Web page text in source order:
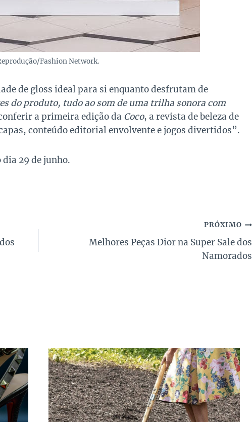
Fashion Network.
de gloss ideal para si enquanto desfrutam de
do produto, tudo ao som de uma trilha sonora com
a primeira edição da Coco, a revista de beleza de
conteúdo editorial envolvente e jogos divertidos”.
29 de junho.
PRÓXIMO
Melhores Peças Dior na Super Sale dos
Namorados